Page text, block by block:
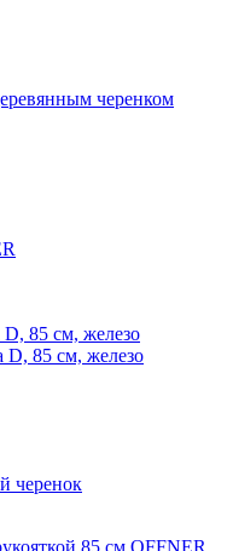
черенком
85 см, железо
D, 85 см, железо
черенок
85 см OFFNER